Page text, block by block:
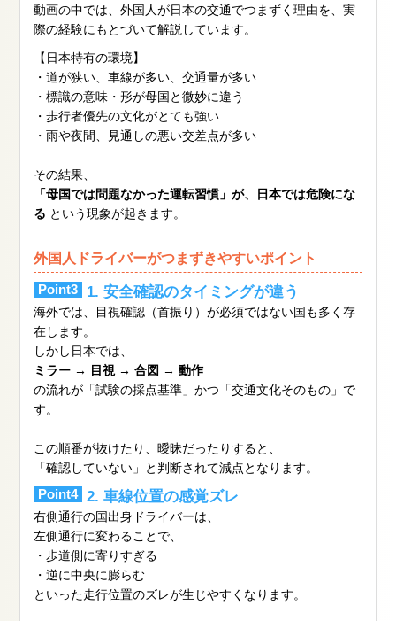
動画の中では、外国人が日本の交通でつまずく理由を、実
際の経験にもとづいて解説しています。
【日本特有の環境】
・道が狭い、車線が多い、交通量が多い
・標識の意味・形が母国と微妙に違う
・歩行者優先の文化がとても強い
・雨や夜間、見通しの悪い交差点が多い
その結果、
「母国では問題なかった運転習慣」が、日本では危険にな
る という現象が起きます。
外国人ドライバーがつまずきやすいポイント
Point3 1. 安全確認のタイミングが違う
海外では、目視確認（首振り）が必須ではない国も多く存
在します。
しかし日本では、
ミラー → 目視 → 合図 → 動作
の流れが「試験の採点基準」かつ「交通文化そのもの」で
す。
この順番が抜けたり、曖昧だったりすると、
「確認していない」と判断されて減点となります。
Point4 2. 車線位置の感覚ズレ
右側通行の国出身ドライバーは、
左側通行に変わることで、
・歩道側に寄りすぎる
・逆に中央に膨らむ
といった走行位置のズレが生じやすくなります。